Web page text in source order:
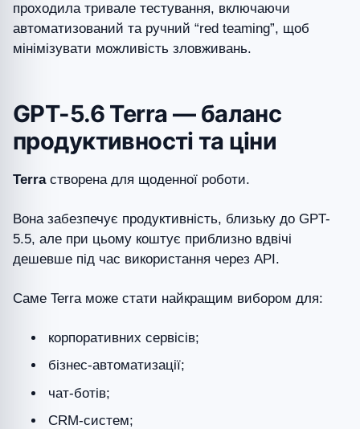
проходила тривале тестування, включаючи
автоматизований та ручний “red teaming”, щоб
мінімізувати можливість зловживань.
GPT-5.6 Terra — баланс
продуктивності та ціни
Terraстворена для щоденної роботи.
Вона забезпечує продуктивність, близьку до GPT-
5.5, але при цьому коштує приблизно вдвічі
дешевше під час використання через API.
Саме Terra може стати найкращим вибором для:
корпоративних сервісів;
бізнес-автоматизації;
чат-ботів;
CRM-систем;